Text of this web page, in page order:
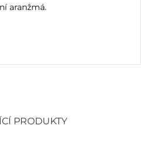
aranžmá.
PRODUKTY